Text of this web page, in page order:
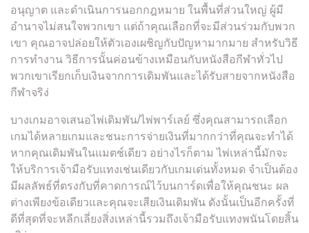
อนุญาต และดำเนินการนอกกฎหมาย ในพื้นที่ส่วนใหญ่ ผู้มี
อำนาจไม่สนใจพวกเขา แต่ถ้าคุณเลือกที่จะมีส่วนร่วมกับพวก
เขา คุณอาจปล่อยให้ตัวเองเผชิญกับปัญหามากมาย สำหรับวิธี
การทำงาน วิธีการนั้นค่อนข้างเหมือนกับหนังสือกีฬาทั่วไป
พวกเขาเรียกเก็บเงินจากการเดิมพันและได้รับสายจากหนังสือ
กีฬาจริง่
บางเกมอาจเสนอไพ่เดิมพัน/ไพ่พาร์เลย์ ซึ่งคุณสามารถเลือก
เกมได้หลายเกมและชนะการจ่ายเงินที่มากกว่าที่คุณจะทำได้
หากคุณเดิมพันในแมตช์เดียว อย่างไรก็ตาม ไพ่เหล่านี้มักจะ
ให้บริการเจ้ามือรับแทงเช่นเดียวกับเกมเด่นทั้งหมด จำเป็นต้อง
มีผลลัพธ์ที่ตรงกับที่คาดการณ์ไว้บนการ์ดเพื่อให้คุณชนะ ผล
ต่างเพียงข้อเดียวและคุณจะเสียเงินเดิมพัน ดังนั้นเป็นอีกครั้งที่
ดีที่สุดที่จะหลีกเลี่ยงสิ่งเหล่านี้รวมถึงเจ้ามือรับแทงพนันโดยสิ้น